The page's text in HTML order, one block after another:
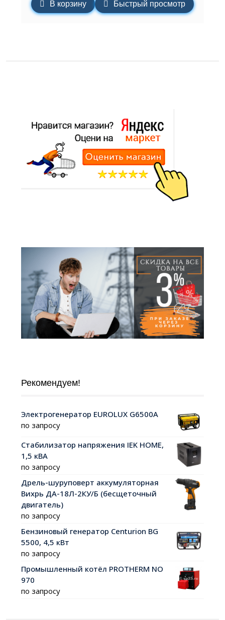
В корзину Быстрый просмотр
Рекомендуем!
Электрогенератор EUROLUX G6500A
по запросу
Стабилизатор напряжения IEK HOME,
1,5 кВА
по запросу
Дрель-шуруповерт аккумуляторная
Вихрь ДА-18Л-2КУ/Б (бесщеточный
двигатель)
по запросу
Бензиновый генератор Centurion BG
5500, 4,5 кВт
по запросу
Промышленный котёл PROTHERM NO
970
по запросу